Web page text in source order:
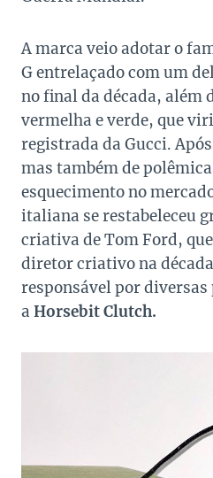
A marca veio adotar o
G entrelaçado com um
no final da década, além
vermelha e verde, que
registrada da Gucci.
mas também de
esquecimento no
italiana se restabeleceu
criativa de Tom Ford,
diretor criativo na
responsável por diversas
a Horsebit Clutch.